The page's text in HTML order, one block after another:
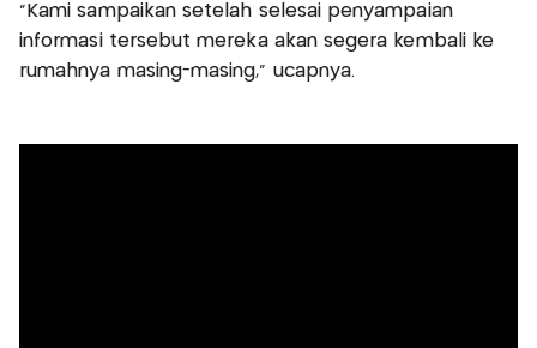
"Kami sampaikan setelah selesai penyampaian
informasi tersebut mereka akan segera kembali ke
rumahnya masing-masing," ucapnya.